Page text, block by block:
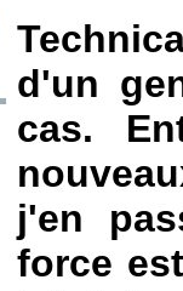
d'un
cas.
j'en
force